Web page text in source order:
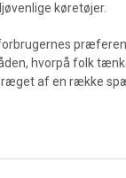
køretøjer.
hvorpå folk
af en række